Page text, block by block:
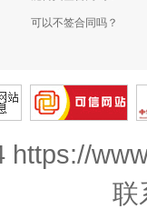
可以不签合同吗？
https://
联